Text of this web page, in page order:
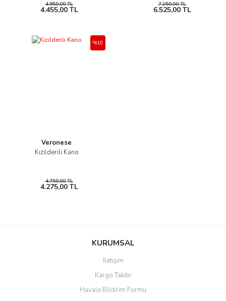
4.950,00 TL
4.455,00 TL
7.250,00 TL
6.525,00 TL
Veronese
Kızılderili Kano
%10
4.750,00 TL
4.275,00 TL
KURUMSAL
İletişim
Kargo Takibi
Havale Bildirim Formu